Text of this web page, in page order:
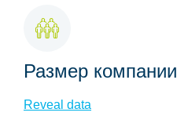
Размер компании
Reveal data